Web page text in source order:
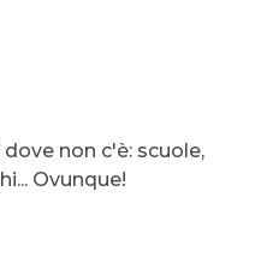
non c'è: scuole,
Ovunque!